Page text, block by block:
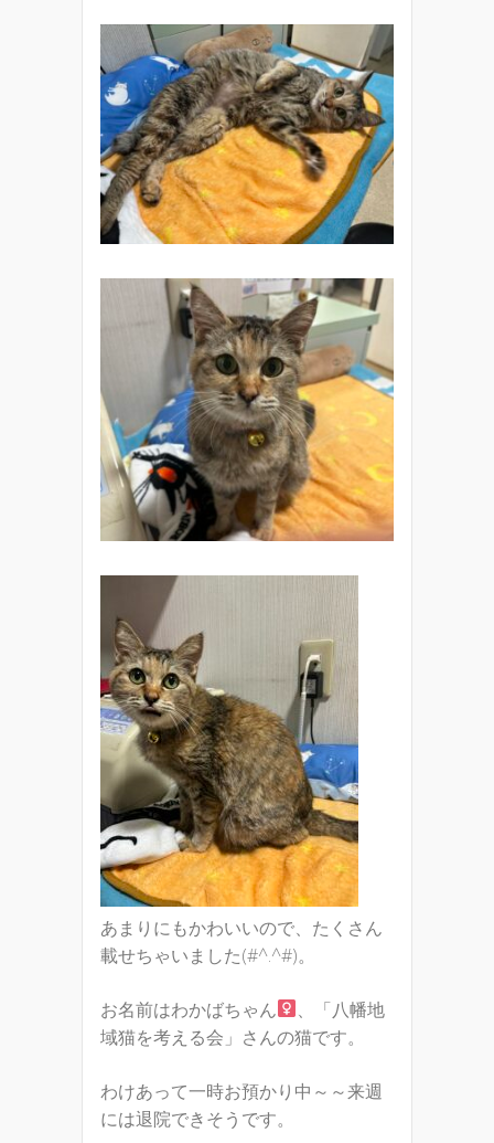
あまりにもかわいいので、たくさん
載せちゃいました(#^.^#)。
お名前はわかばちゃん
、「八幡地
域猫を考える会」さんの猫です。
わけあって一時お預かり中～～来週
には退院できそうです。